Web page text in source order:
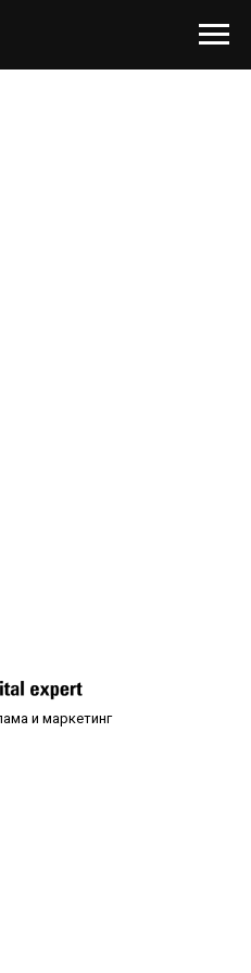
и маркетинг